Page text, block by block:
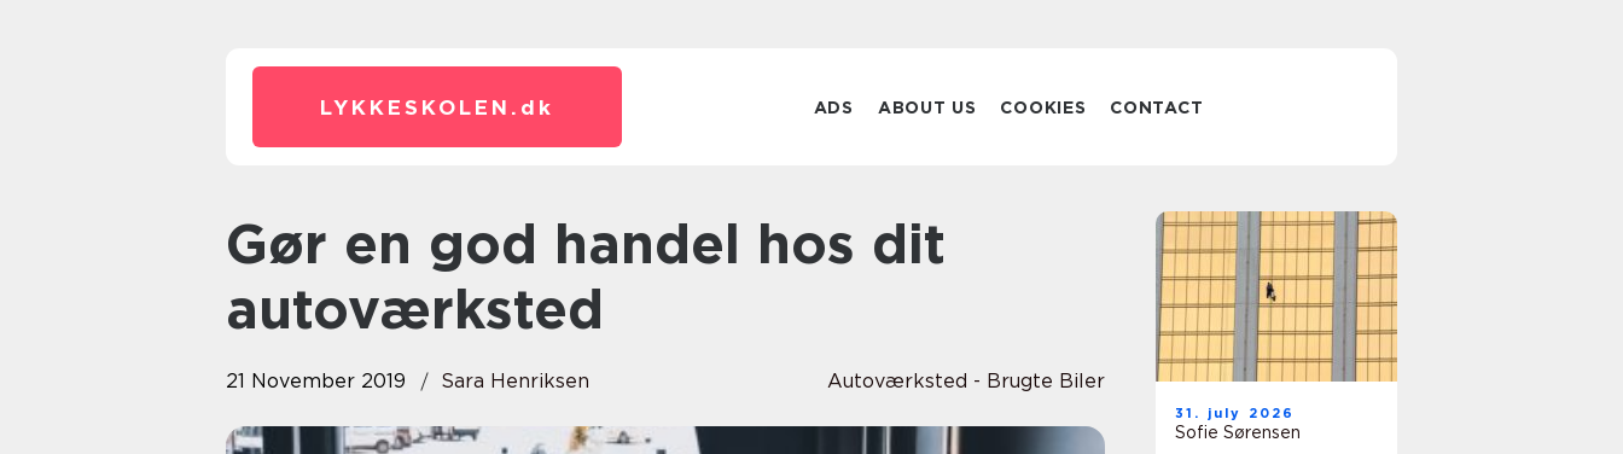
LYKKESKOLEN. dk ADS ABOUT US COOKIES CONTACT
Gør en god handel hos dit
autoværksted
21 November 2019 Sara Henriksen Autoværksted - Brugte Biler
31. july 2026
Sofie Sørensen